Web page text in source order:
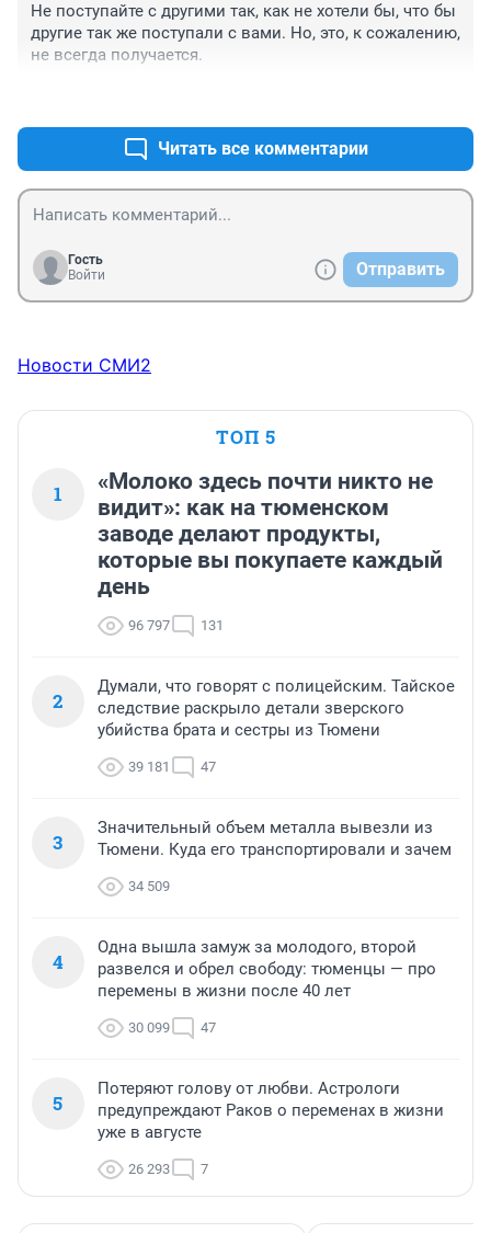
Не поступайте с другими так, как не хотели бы, что бы
другие так же поступали с вами. Но, это, к сожалению,
не всегда получается.
Читать все комментарии
Гость
Войти
Отправить
Новости СМИ2
ТОП 5
1
«Молоко здесь почти никто не
видит»: как на тюменском
заводе делают продукты,
которые вы покупаете каждый
день
96 797 131
2
Думали, что говорят с полицейским. Тайское
следствие раскрыло детали зверского
убийства брата и сестры из Тюмени
39 181 47
3
Значительный объем металла вывезли из
Тюмени. Куда его транспортировали и зачем
34 509
4
Одна вышла замуж за молодого, второй
развелся и обрел свободу: тюменцы — про
перемены в жизни после 40 лет
30 099 47
5
Потеряют голову от любви. Астрологи
предупреждают Раков о переменах в жизни
уже в августе
26 293 7